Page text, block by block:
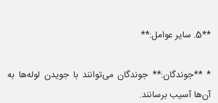
**5. سایر عوامل:**
* **جوندگان:** جوندگان می‌توانند با جویدن لوله‌ها به
آن‌ها آسیب برسانند.